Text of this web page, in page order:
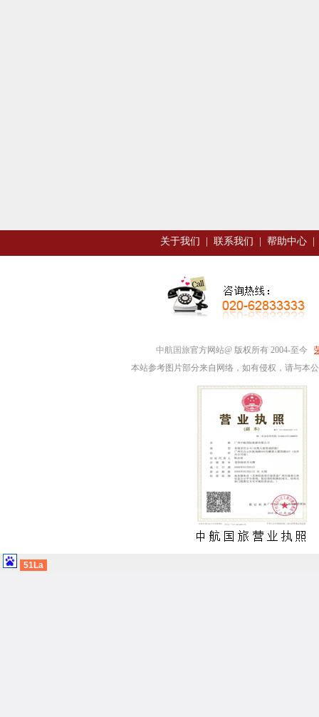
关于我们 联系我们 帮助中心
中航国旅官方网站@ 版权所有 2004-至今
本站参考图片部分来自网络，如有侵权，请与本
51La